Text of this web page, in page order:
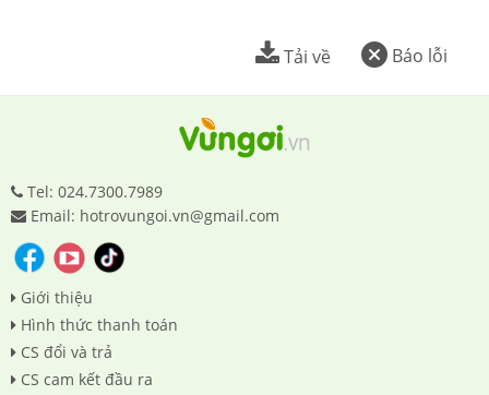
Báo lỗi
Tải về
Tel: 024.7300.7989
Email: hotrovungoi.vn@gmail.com
Giới thiệu
Hình thức thanh toán
CS đổi và trả
CS cam kết đầu ra